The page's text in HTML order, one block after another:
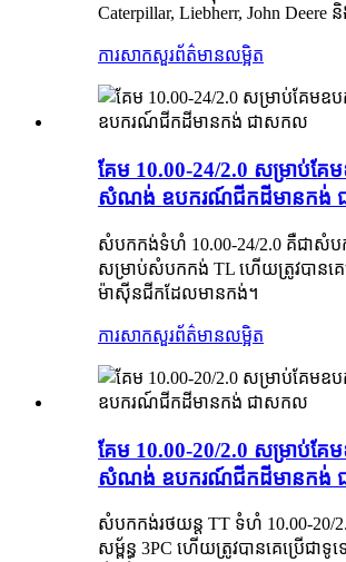
Caterpillar, Liebherr, John Deere
ការសាកសួរព័ត៌មានលម្អិត
គែម 10.00-24/2.0 សម្រាប់គ
សំណង់ ឧបករណ៍ជីកដីមានកង់
សំបកកង់ទំហំ 10.00-24/2.0 គឺជាសំប
សម្រាប់សំបកកង់ TL ហើយត្រូវបានគេ
ម៉ាស៊ីនជីកដែលមានកង់។
ការសាកសួរព័ត៌មានលម្អិត
គែម 10.00-20/2.0 សម្រាប់គ
សំណង់ ឧបករណ៍ជីកដីមានកង់
សំបកកង់រថយន្ត TT ទំហំ 10.00-20/
សម្ព័ន្ធ 3PC ហើយត្រូវបានគេប្រើជ